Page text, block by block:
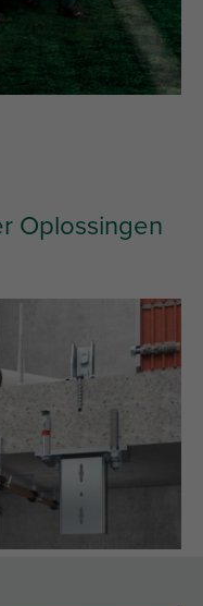
Oplossingen